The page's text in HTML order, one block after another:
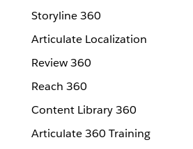
Storyline 360
Articulate Localization
Review 360
Reach 360
Content Library 360
Articulate 360 Training